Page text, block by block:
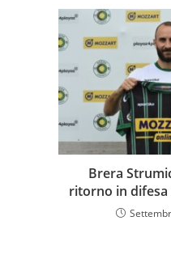
Brera
ritorno in difesa